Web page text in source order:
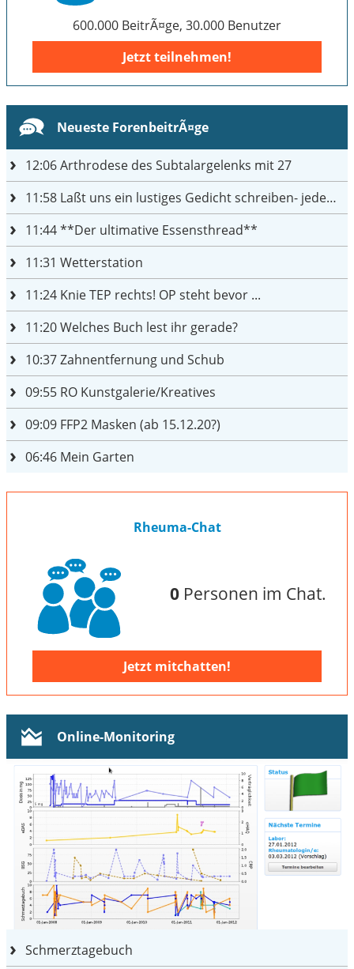
600.000 BeitrÃ¤ge, 30.000 Benutzer
Jetzt teilnehmen!
Neueste ForenbeitrÃ¤ge
12:06Arthrodese des Subtalargelenks mit 27
11:58 Laßt uns ein lustiges Gedicht schreiben- jeder einen Satz
11:44**Der ultimative Essensthread**
11:31 Wetterstation
11:24 Knie TEP rechts! OP steht bevor ...
11:20Welches Buch lest ihr gerade?
10:37Zahnentfernung und Schub
09:55 RO Kunstgalerie/Kreatives
09:09 FFP2 Masken (ab 15.12.20?)
06:46 Mein Garten
Rheuma-Chat
0Personen im Chat.
Jetzt mitchatten!
Online-Monitoring
Schmerztagebuch